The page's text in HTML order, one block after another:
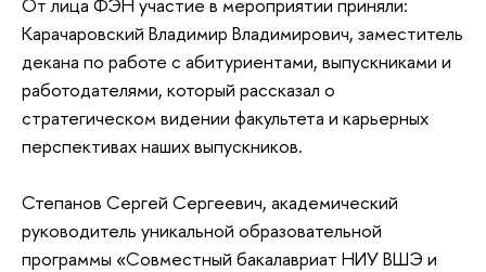
Карачаровский Владимир Владимирович, заместитель
декана по работе с абитуриентами, выпускниками и
работодателями, который рассказал о
стратегическом видении факультета и карьерных
перспективах наших выпускников.
Степанов Сергей Сергеевич, академический
руководитель уникальной образовательной
программы «Совместный бакалавриат НИУ ВШЭ и